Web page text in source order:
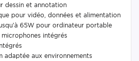
dessin et annotation
pour vidéo, données et alimentation
65W pour ordinateur portable
intégrés
adaptée aux environnements